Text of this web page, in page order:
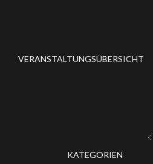
VERANSTALTUNGSÜBERSICHT
KATEGORIEN